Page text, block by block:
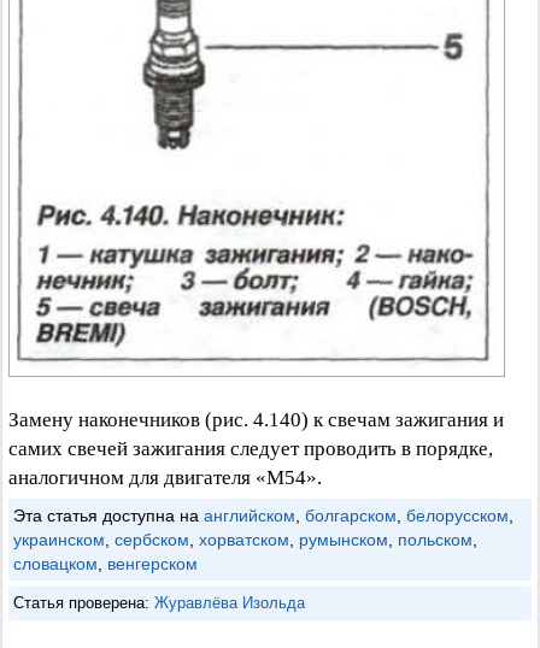
Замену наконечников (рис. 4.140) к свечам зажигания и
самих свечей зажигания следует проводить в порядке,
аналогичном для двигателя «М54».
Эта статья доступна на английском болгарском белорусском
украинском сербском хорватском румынском польском
словацком
венгерском
Статья проверена: Журавлёва Изольда